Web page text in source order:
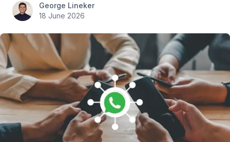
George Lineker
18 June 2026